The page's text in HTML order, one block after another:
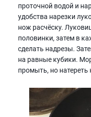
проточной водой и
удобства нарезки
нож расчёску.
половинки, затем в
сделать надрезы.
на равные кубики.
промыть, но натереть